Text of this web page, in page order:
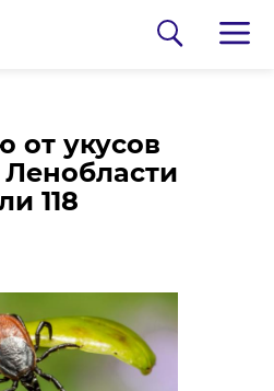
от укусов
118
открытие
и встреча
как
под
пенсионер
и